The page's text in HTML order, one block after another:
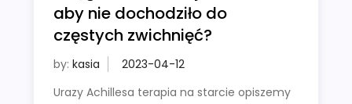
aby nie dochodziło do
częstych zwichnięć?
by: kasia
Urazy Achillesa terapia na starcie opiszemy